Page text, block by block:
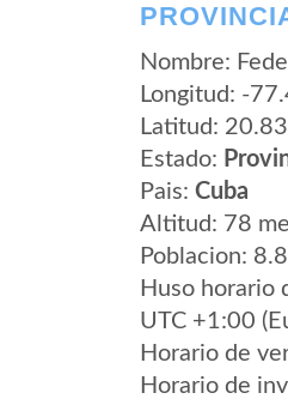
Nombre:
Longitud: -
Latitud:
Estado:
Pais: Cuba
Altitud: 78
Poblacion:
Huso horario
UTC +1:00
Horario de
Horario de